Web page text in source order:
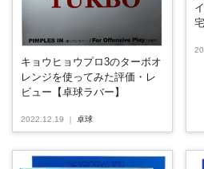
キョウヒョウプロ3のターボオ
レンジを使ってみた評価・レ
ビュー【卓球ラバー】
2022.12.19 卓球